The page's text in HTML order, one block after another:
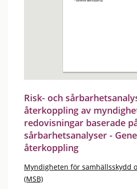
Risk- och
återkoppling av
redovisningar baserade
sårbarhetsanalyser -
återkoppling
Myndigheten för samhällsskydd
(MSB)